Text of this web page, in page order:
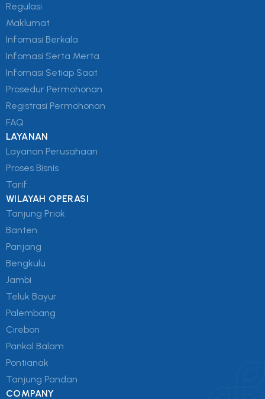
Regulasi
Maklumat
Infomasi Berkala
Infomasi Serta Merta
Infomasi Setiap Saat
Prosedur Permohonan
Registrasi Permohonan
FAQ
LAYANAN
Layanan Perusahaan
Proses Bisnis
Tarif
WILAYAH OPERASI
Tanjung Priok
Banten
Panjang
Bengkulu
Jambi
Teluk Bayur
Palembang
Cirebon
Pankal Balam
Pontianak
Tanjung Pandan
COMPANY